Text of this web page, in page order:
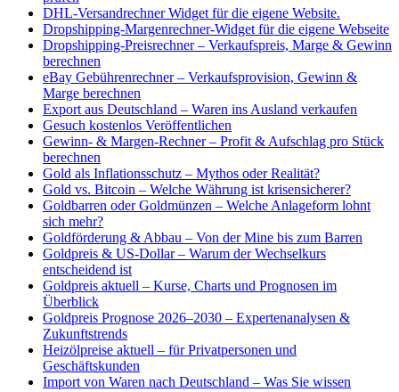
DHL-Versandrechner Widget für die eigene Website.
Dropshipping-Margenrechner-Widget für die eigene Webseite
Dropshipping-Preisrechner – Verkaufspreis, Marge & Gewinn
berechnen
eBay Gebührenrechner – Verkaufsprovision, Gewinn &
Marge berechnen
Export aus Deutschland – Waren ins Ausland verkaufen
Gesuch kostenlos Veröffentlichen
Gewinn- & Margen-Rechner – Profit & Aufschlag pro Stück
berechnen
Gold als Inflationsschutz – Mythos oder Realität?
Gold vs. Bitcoin – Welche Währung ist krisensicherer?
Goldbarren oder Goldmünzen – Welche Anlageform lohnt
sich mehr?
Goldförderung & Abbau – Von der Mine bis zum Barren
Goldpreis & US-Dollar – Warum der Wechselkurs
entscheidend ist
Goldpreis aktuell – Kurse, Charts und Prognosen im
Überblick
Goldpreis Prognose 2026–2030 – Expertenanalysen &
Zukunftstrends
Heizölpreise aktuell – für Privatpersonen und
Geschäftskunden
Import von Waren nach Deutschland – Was Sie wissen